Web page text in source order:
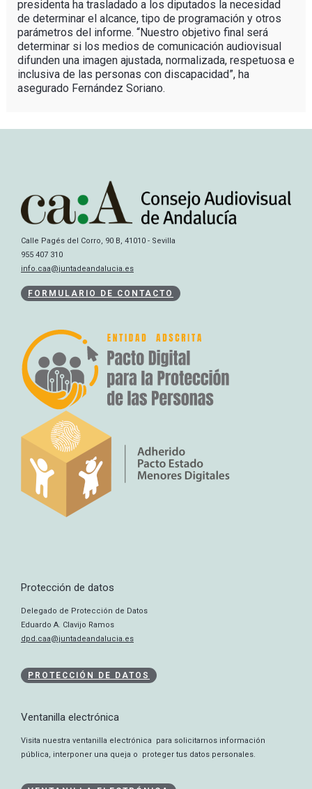
presidenta ha trasladado a los diputados la necesidad
de determinar el alcance, tipo de programación y otros
parámetros del informe. “Nuestro objetivo final será
determinar si los medios de comunicación audiovisual
difunden una imagen ajustada, normalizada, respetuosa e
inclusiva de las personas con discapacidad”, ha
asegurado Fernández Soriano.
Calle Pagés del Corro, 90 B, 41010 - Sevilla
955 407 310
info.caa@juntadeandalucia.es
FORMULARIO DE CONTACTO
Protección de datos
Delegado de Protección de Datos
Eduardo A. Clavijo Ramos
dpd.caa@juntadeandalucia.es
PROTECCIÓN DE DATOS
Ventanilla electrónica
Visita nuestra ventanilla electrónica para solicitarnos información
pública, interponer una queja o proteger tus datos personales.